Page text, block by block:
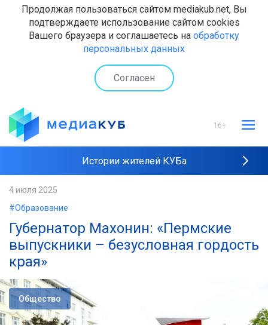
Продолжая пользоваться сайтом mediakub.net, Вы
подтверждаете использование сайтом cookies
Вашего браузера и соглашаетесь на обработку
персональных данных
Согласен
16+
Истории жителей КУБа
4 июля 2025
#Образование
Губернатор Махонин: «Пермские
выпускники – безусловная гордость
края»
Общество